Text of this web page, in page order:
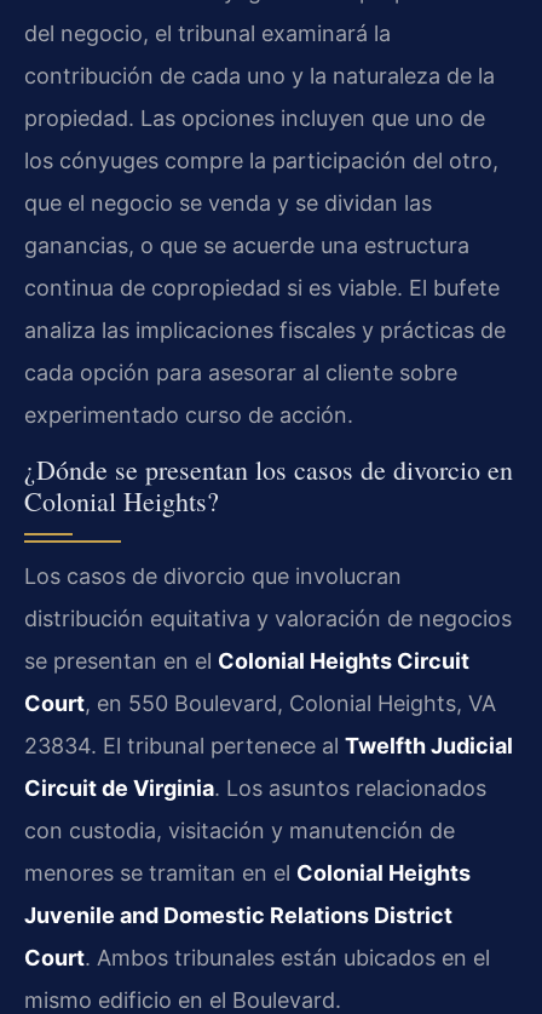
del negocio, el tribunal examinará la
contribución de cada uno y la naturaleza de la
propiedad. Las opciones incluyen que uno de
los cónyuges compre la participación del otro,
que el negocio se venda y se dividan las
ganancias, o que se acuerde una estructura
continua de copropiedad si es viable. El bufete
analiza las implicaciones fiscales y prácticas de
cada opción para asesorar al cliente sobre
experimentado curso de acción.
¿Dónde se presentan los casos de divorcio en
Colonial Heights?
Los casos de divorcio que involucran
distribución equitativa y valoración de negocios
se presentan en el Colonial Heights Circuit
Court, en 550 Boulevard, Colonial Heights, VA
23834. El tribunal pertenece al Twelfth Judicial
Circuit de Virginia. Los asuntos relacionados
con custodia, visitación y manutención de
menores se tramitan en el Colonial Heights
Juvenile and Domestic Relations District
Court. Ambos tribunales están ubicados en el
mismo edificio en el Boulevard.